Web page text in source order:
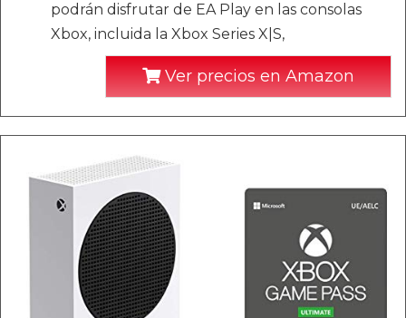
podrán disfrutar de EA Play en las consolas
Xbox, incluida la Xbox Series X|S,
Ver precios en Amazon